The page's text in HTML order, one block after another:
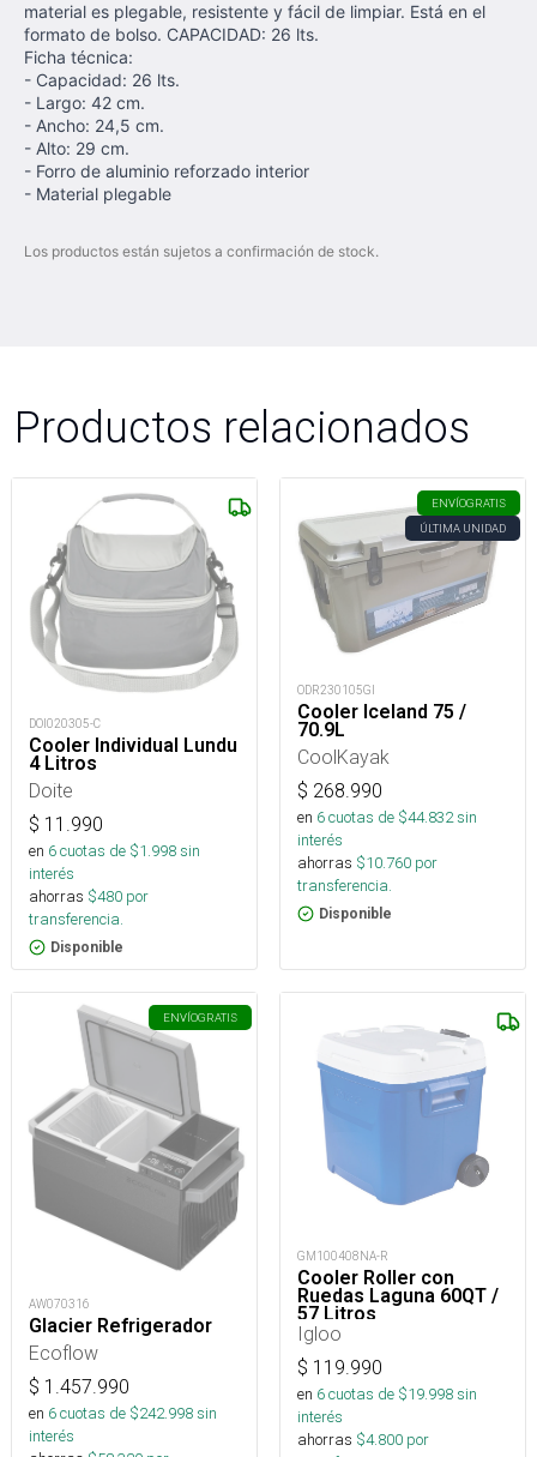
material es plegable, resistente y fácil de limpiar. Está en el
formato de bolso. CAPACIDAD: 26 lts.
Ficha técnica:
- Capacidad: 26 lts.
- Largo: 42 cm.
- Ancho: 24,5 cm.
- Alto: 29 cm.
- Forro de aluminio reforzado interior
- Material plegable
Los productos están sujetos a confirmación de stock.
Productos relacionados
DOI020305-C
Cooler Individual Lundu
4 Litros
Doite
$ 11.990
en 6cuotas de $1.998sin
interés
ahorras $480 por
transferencia.
Disponible
ENVÍOGRATIS
ÚLTIMA UNIDAD
ODR230105GI
Cooler Iceland 75 /
70.9L
CoolKayak
$ 268.990
en 6cuotas de $44.832sin
interés
ahorras $10.760 por
transferencia.
Disponible
ENVÍOGRATIS
AW070316
Glacier Refrigerador
Ecoflow
$ 1.457.990
en 6cuotas de $242.998sin
interés
GM100408NA-R
Cooler Roller con
Ruedas Laguna 60QT /
57 Litros
Igloo
$ 119.990
en 6cuotas de $19.998sin
interés
ahorras $4.800 por